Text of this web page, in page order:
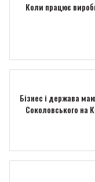
Коли працює
Бізнес і держава
Соколовського на